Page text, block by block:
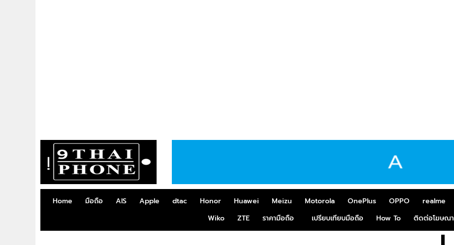
Home มือถือ AIS Apple dtac Honor Huawei Meizu Motorola OnePlus OPPO realme
Wiko
ZTE ราคามือถือ เปรียบเทียบมือถือ How To ติดต่อโฆษณา